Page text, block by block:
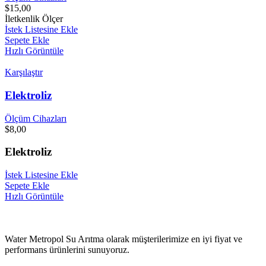
$15,00
İletkenlik Ölçer
İstek Listesine Ekle
Sepete Ekle
Hızlı Görüntüle
Karşılaştır
Elektroliz
Ölçüm Cihazları
$8,00
Elektroliz
İstek Listesine Ekle
Sepete Ekle
Hızlı Görüntüle
Water Metropol Su Arıtma olarak müşterilerimize en iyi fiyat ve
performans ürünlerini sunuyoruz.